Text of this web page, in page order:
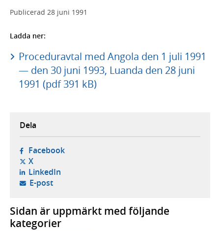
Publicerad 28 juni 1991
Ladda ner:
Proceduravtal med Angola den 1 juli 1991
— den 30 juni 1993, Luanda den 28 juni
1991 (pdf 391 kB)
Dela
Facebook- öppnas i ny flik, extern webbplats,
X- öppnas i ny flik, extern webbplats,
LinkedIn- öppnas i ny flik, extern webbplats,
E-post- öppnar din e-postklient,
Sidan är uppmärkt med följande
kategorier